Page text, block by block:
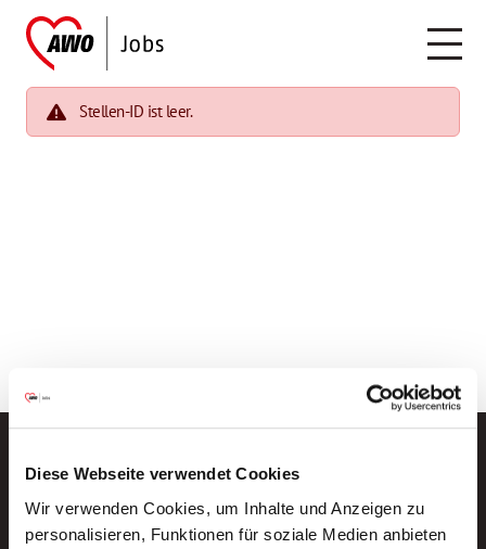
Diese Webseite verwendet Cookies
Wir verwenden Cookies, um Inhalte und Anzeigen zu
personalisieren, Funktionen für soziale Medien anbieten
Stellen-ID ist leer.
Neue Stellen per E-Mail.